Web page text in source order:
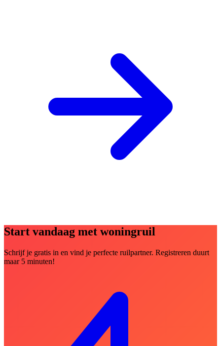
Start vandaag met woningruil
Schrijf je gratis in en vind je perfecte ruilpartner. Registreren duurt
maar 5 minuten!